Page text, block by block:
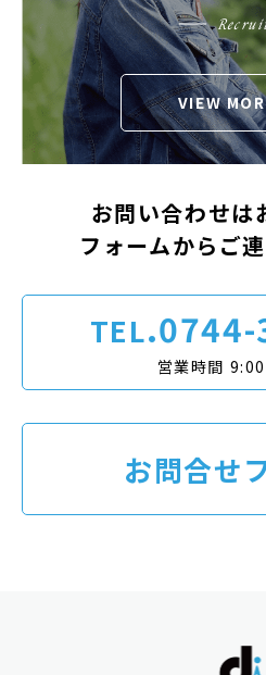
VIEW
お問い合わせは
フォームからご
TEL
営業時間
お問合せ